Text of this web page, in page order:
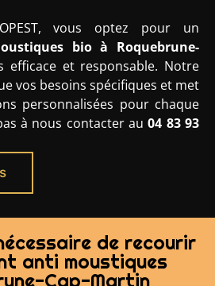
vous optez pour un
bio à Roquebrune-
efficace et responsable. Notre
vos besoins spécifiques et met
personnalisées pour chaque
à nous contacter au04 83 93
de recourir
anti moustiques
Cap-Martin